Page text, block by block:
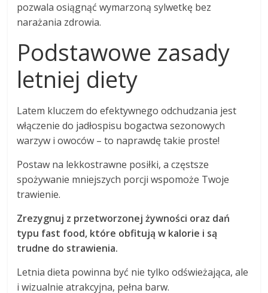
pozwala osiągnąć wymarzoną sylwetkę bez
narażania zdrowia.
Podstawowe zasady
letniej diety
Latem kluczem do efektywnego odchudzania jest
włączenie do jadłospisu bogactwa sezonowych
warzyw i owoców – to naprawdę takie proste!
Postaw na lekkostrawne posiłki, a częstsze
spożywanie mniejszych porcji wspomoże Twoje
trawienie.
Zrezygnuj z przetworzonej żywności oraz dań
typu fast food, które obfitują w kalorie i są
trudne do strawienia.
Letnia dieta powinna być nie tylko odświeżająca, ale
i wizualnie atrakcyjna, pełna barw.